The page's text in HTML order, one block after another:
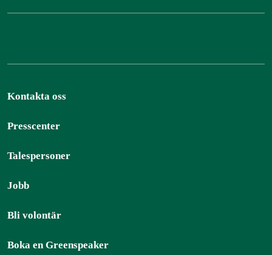
Kontakta oss
Presscenter
Talespersoner
Jobb
Bli volontär
Boka en Greenspeaker